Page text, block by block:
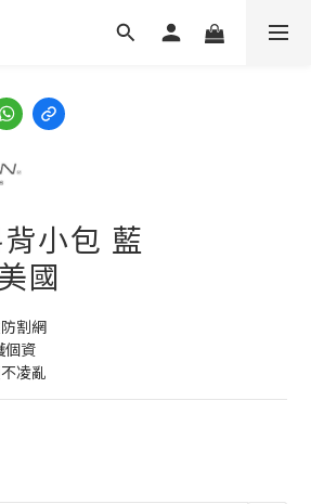
小包 藍
國
割網
個資
凌亂